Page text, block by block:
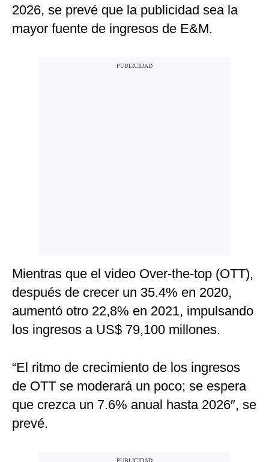
2026, se prevé que la publicidad sea la
mayor fuente de ingresos de E&M.
Mientras que el video Over-the-top (OTT),
después de crecer un 35.4% en 2020,
aumentó otro 22,8% en 2021, impulsando
los ingresos a US$ 79,100 millones.
“El ritmo de crecimiento de los ingresos
de OTT se moderará un poco; se espera
que crezca un 7.6% anual hasta 2026″, se
prevé.